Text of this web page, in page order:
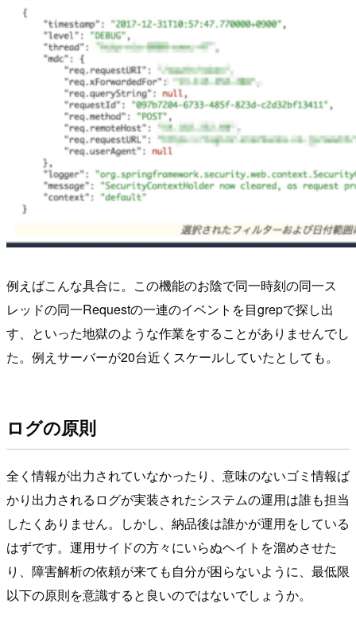
例えばこんな具合に。この機能のお陰で同一時刻の同一ス
レッドの同一Requestの一連のイベントを目grepで探し出
す、といった地獄のような作業をすることがありませんでし
た。例えサーバーが20台近くスケールしていたとしても。
ログの原則
全く情報が出力されていなかったり、意味のないゴミ情報ば
かり出力されるログが実装されたシステムの運用は誰も担当
したくありません。しかし、納品後は誰かが運用をしている
はずです。運用サイドの方々にいらぬヘイトを溜めさせた
り、障害解析の依頼が来ても自分が困らないように、最低限
以下の原則を意識すると良いのではないでしょうか。